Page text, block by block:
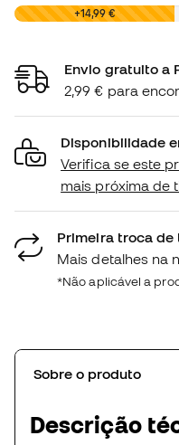
0,00 € +14,99 €
Envio gratuito a
2,99 € para
Disponibilidade
Verifica se este
mais próxima de
Primeira troca
Mais detalhes na
*Não aplicável a
Sobre o produto
Descrição